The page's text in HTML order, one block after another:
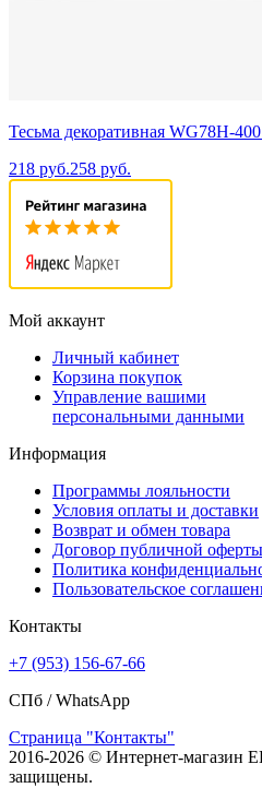
Тесьма декоративная WG78H-
218 руб.258 руб.
Мой аккаунт
Личный кабинет
Корзина покупок
Управление вашими
персональными данными
Информация
Программы лояльности
Условия оплаты и доставки
Возврат и обмен товара
Договор публичной оферты
Политика
Пользовательское
Контакты
+7 (953) 156-67-66
СПб /WhatsApp
Страница "Контакты"
2016-2026 © Интернет-магазин
защищены.